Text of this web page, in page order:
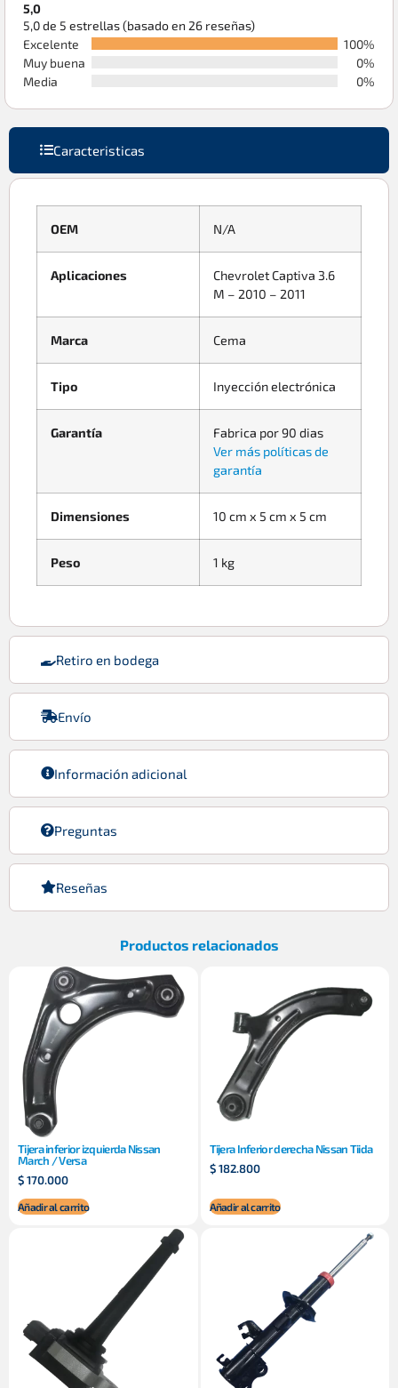
5,0
5,0 de 5 estrellas (basado en 26 reseñas)
Excelente
100%
Muy buena
0%
Media
0%
Caracteristicas
Retiro en bodega
Envío
Información adicional
Preguntas
Reseñas
OEM N/A
Aplicaciones
Chevrolet Captiva 3.6
M – 2010 – 2011
Marca Cema
Tipo Inyección electrónica
Garantía
Fabrica por 90 dias
Ver más políticas de
garantía
Dimensiones 10 cm x 5 cm x 5 cm
Peso 1 kg
Productos relacionados
Tijera inferior izquierda Nissan
March / Versa
$170.000
Añadir al carrito
Tijera Inferior derecha Nissan Tiida
$182.800
Añadir al carrito